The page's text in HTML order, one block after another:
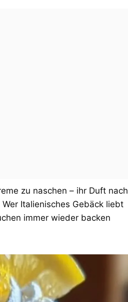
zu naschen – ihr Duft nach
Italienisches Gebäck liebt
immer wieder backen